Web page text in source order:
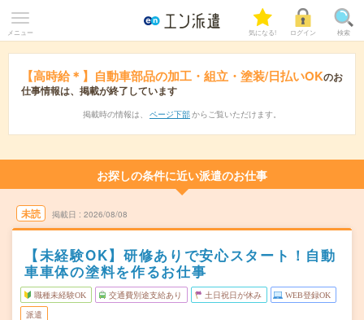
メニュー 気になる! ログイン 検索
【高時給＊】自動車部品の加工・組立・塗装/日払いOKのお
仕事情報は、掲載が終了しています
掲載時の情報は、 ページ下部 からご覧いただけます。
お探しの条件に近い派遣のお仕事
未読 掲載日 2026/08/08
【未経験OK】研修ありで安心スタート！自動
車車体の塗料を作るお仕事
職種未経験OK 交通費別途支給あり 土日祝日が休み WEB登録OK
派遣